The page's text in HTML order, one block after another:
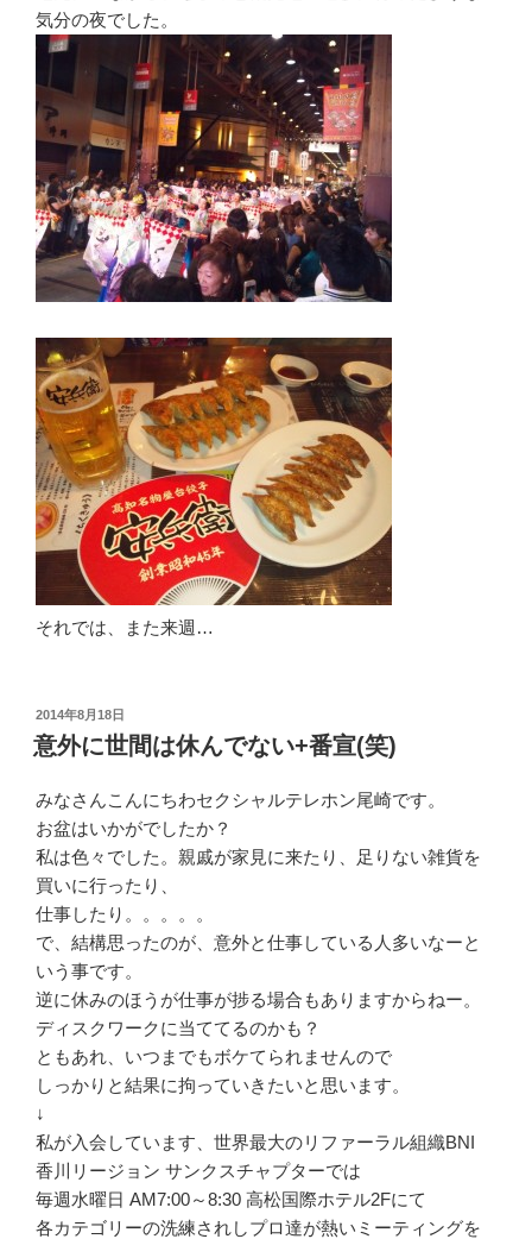
気分の夜でした。
それでは、また来週…
投
稿
日:
2014年8月18日
意外に世間は休んでない+番宣(笑)
みなさんこんにちわセクシャルテレホン尾崎です。
お盆はいかがでしたか？
私は色々でした。親戚が家見に来たり、足りない雑貨を
買いに行ったり、
仕事したり。。。。。
で、結構思ったのが、意外と仕事している人多いなーと
いう事です。
逆に休みのほうが仕事が捗る場合もありますからねー。
ディスクワークに当ててるのかも？
ともあれ、いつまでもボケてられませんので
しっかりと結果に拘っていきたいと思います。
↓
私が入会しています、世界最大のリファーラル組織BNI
香川リージョン サンクスチャプターでは
毎週水曜日 AM7:00～8:30 高松国際ホテル2Fにて
各カテゴリーの洗練されしプロ達が熱いミーティングを